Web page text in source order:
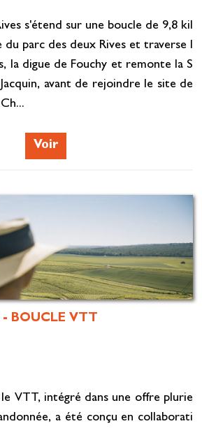
s'étend sur une boucle de 9,8 kil
parc des deux Rives et traverse l
la digue de Fouchy et remonte la S
avant de rejoindre le site de
Voir
- BOUCLE VTT
VTT, intégré dans une offre plurie
a été conçu en collaborati